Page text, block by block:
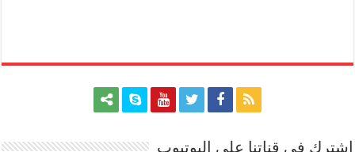
اشترك في قناتنا علي اليوتيوب